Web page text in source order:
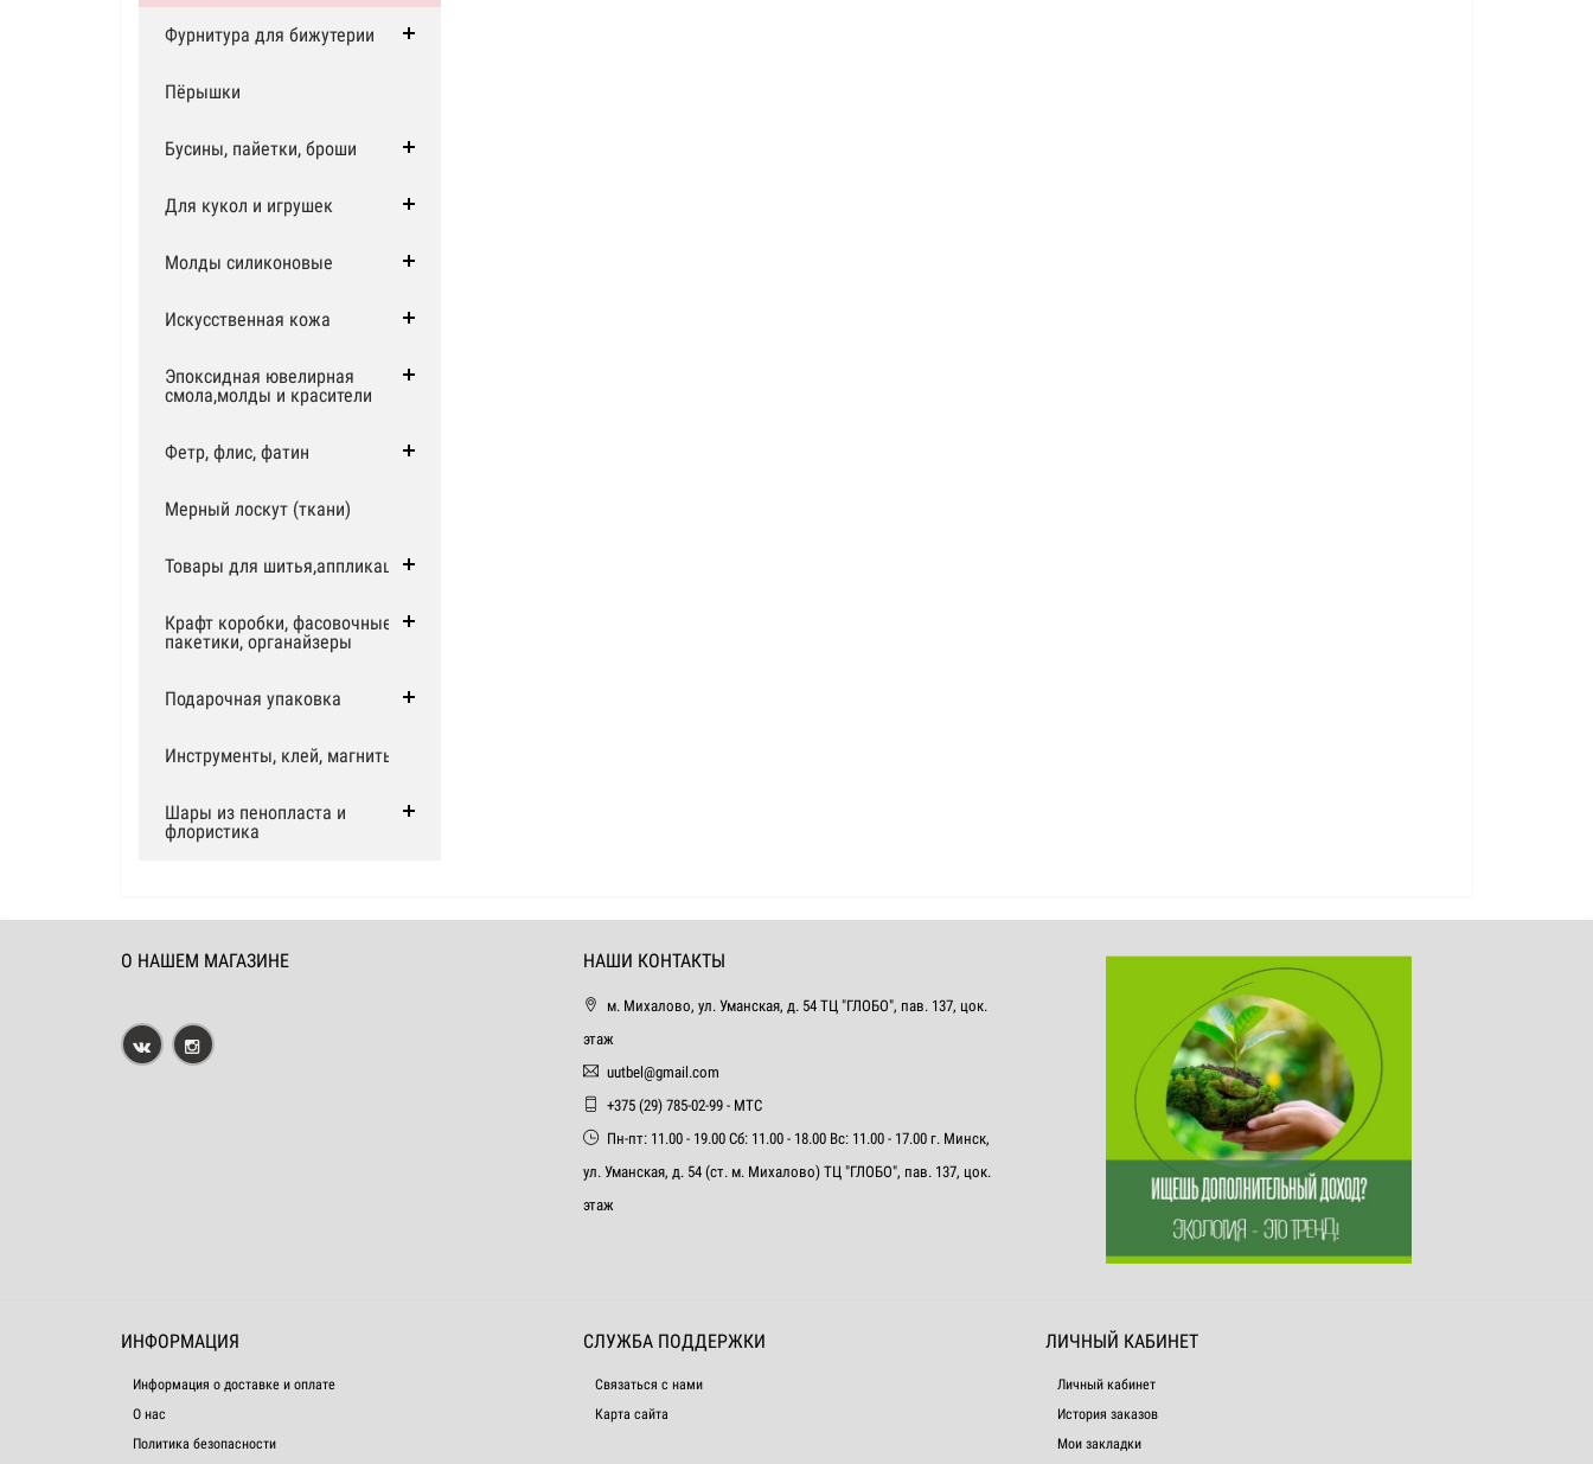
Фурнитура для бижутерии
Пёрышки
Бусины, пайетки, броши
Для кукол и игрушек
Молды силиконовые
Искусственная кожа
Эпоксидная ювелирная
смола,молды и красители
Фетр, флис, фатин
Мерный лоскут (ткани)
Товары для шитья,аппликации
Крафт коробки, фасовочные
пакетики, органайзеры
Подарочная упаковка
Инструменты, клей, магниты
Шары из пенопласта и
флористика
О НАШЕМ МАГАЗИНЕ НАШИ КОНТАКТЫ
м. Михалово, ул. Уманская, д. 54 ТЦ "ГЛОБО", пав. 137, цок.
этаж
uutbel@gmail.com
+375 (29) 785-02-99 - МТС
Пн-пт: 11.00 - 19.00 Сб: 11.00 - 18.00 Вс: 11.00 - 17.00 г. Минск,
ул. Уманская, д. 54 (ст. м. Михалово) ТЦ "ГЛОБО", пав. 137, цок.
этаж
ИНФОРМАЦИЯ
Информация о доставке и оплате
О нас
Политика безопасности
СЛУЖБА ПОДДЕРЖКИ
Связаться с нами
Карта сайта
ЛИЧНЫЙ КАБИНЕТ
Личный кабинет
История заказов
Мои закладки